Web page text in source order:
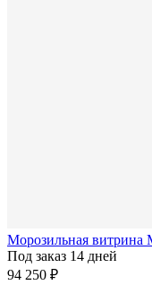
Морозильная
Под заказ 14 дней
94 250 ₽